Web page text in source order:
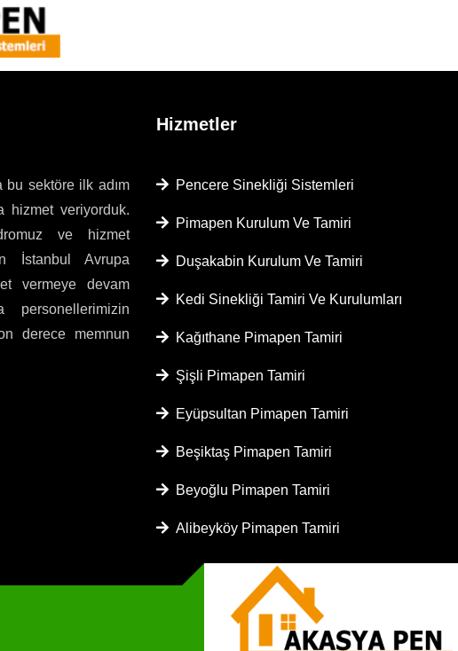
bu sektöre ilk adım
hizmet veriyorduk.
ve hizmet
İstanbul Avrupa
vermeye devam
derece memnun
Hizmetler
Pencere Sinekliği Sistemleri
Pimapen Kurulum Ve Tamiri
Duşakabin Kurulum Ve Tamiri
Kedi Sinekliği Tamiri Ve Kurulumları
Kağıthane Pimapen Tamiri
Şişli Pimapen Tamiri
Eyüpsultan Pimapen Tamiri
Beşiktaş Pimapen Tamiri
Beyoğlu Pimapen Tamiri
Alibeyköy Pimapen Tamiri